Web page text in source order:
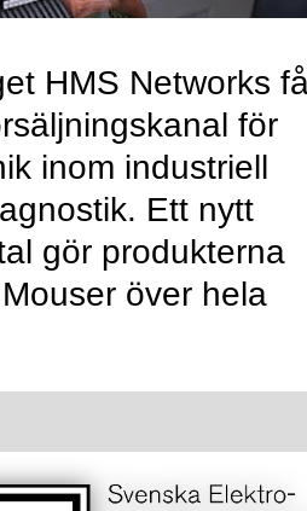
HMS Networks
för
inom industriell
Ett nytt
gör produkterna
över hela